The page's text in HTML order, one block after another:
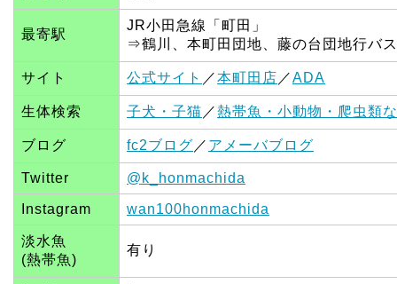
最寄駅
JR小田急線「町田」
⇒鶴川、本町田団地、藤の台団地行バ
サイト 公式サイト ／本町田店 ／ADA
生体検索 子犬・子猫 ／熱帯魚・小動物・爬虫類
ブログ fc2ブログ ／ アメーバブログ
Twitter @k_honmachida
Instagram wan100honmachida
淡水魚
(熱帯魚)
有り